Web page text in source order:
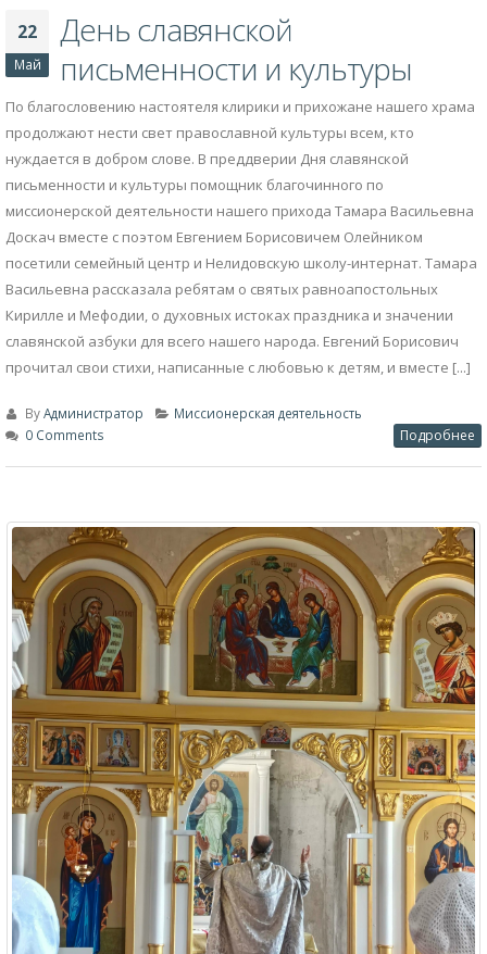
22
Май
День славянской
письменности и культуры
По благословению настоятеля клирики и прихожане нашего храма
продолжают нести свет православной культуры всем, кто
Доскач вместе с поэтом Евгением Борисовичем Олейником
посетили семейный центр и Нелидовскую школу-интернат. Тамара
Васильевна рассказала ребятам о святых равноапостольных
Кирилле и Мефодии, о духовных истоках праздника и значении
славянской азбуки для всего нашего народа. Евгений Борисович
прочитал свои стихи, написанные с любовью к детям, и вместе [...]
ByАдминистратор
Миссионерская деятельность
0 Comments
Подробнее